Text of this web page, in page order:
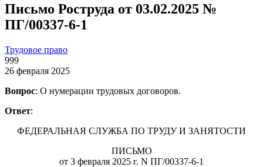
Письмо Роструда от 03.02.2025 №
ПГ/00337-6-1
Трудовое право
999
26 февраля 2025
Вопрос: О нумерации трудовых договоров.
Ответ:
ФЕДЕРАЛЬНАЯ СЛУЖБА ПО ТРУДУ И ЗАНЯТОСТИ
ПИСЬМО
от 3 февраля 2025 г. N ПГ/00337-6-1